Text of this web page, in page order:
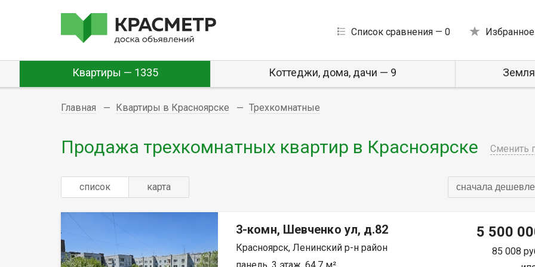
Список сравнения — 0
Квартиры — 1335 Коттеджи, дома, дачи — 9
Главная Квартиры в Красноярске Трехкомнатные
Продажа трехкомнатных квартир в Красноярске Сменить
список карта сначала дешевле
3-комн, Шевченко ул, д.82
Красноярск, Ленинский р-н район
5 500
85 008